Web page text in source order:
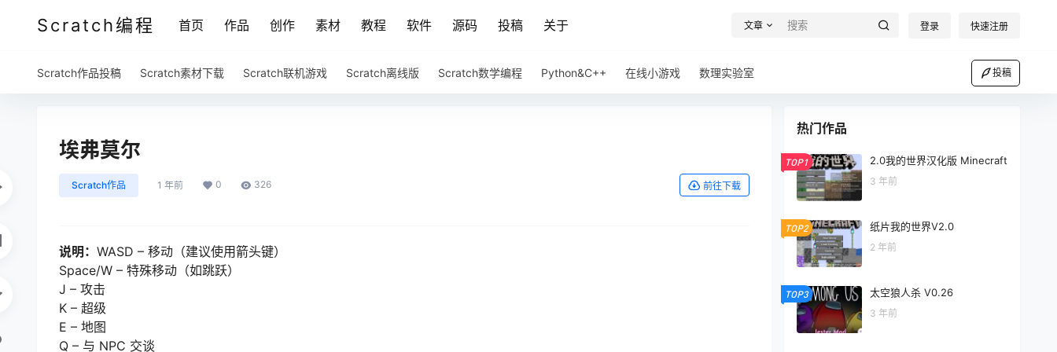
Scratch编程 首页 作品 创作 素材 教程 软件 源码 投稿 关于 文章 登录 快速注册
Scratch作品投稿 Scratch素材下载 Scratch联机游戏 Scratch离线版 Scratch数学编程 Python&C++ 在线小游戏 数理实验室 投稿
埃弗莫尔
Scratch作品 1 年前 0 326 前往下载
说明： WASD – 移动（建议使用箭头键）
Space/W – 特殊移动（如跳跃）
J – 攻击
K – 超级
E – 地图
Q – 与 NPC 交谈
热门作品
TOP1 2.0我的世界汉化版 Minecraft
3 年前
TOP2 纸片我的世界V2.0
2 年前
TOP3 太空狼人杀 V0.26
3 年前